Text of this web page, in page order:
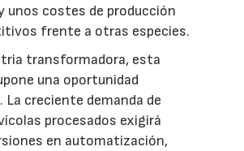
unos costes de producción
frente a otras especies.
transformadora, esta
una oportunidad
creciente demanda de
procesados exigirá
en automatización,